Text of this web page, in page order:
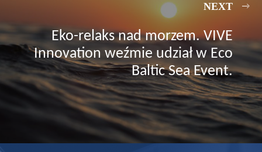
NEXT
Eko-relaks nad morzem. VIVE
Innovation weźmie udział w Eco
Baltic Sea Event.